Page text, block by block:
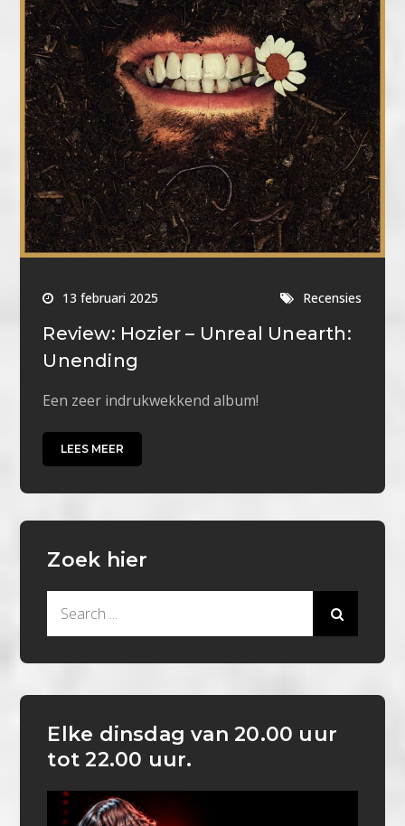
13 februari 2025 Recensies
Review: Hozier – Unreal Unearth:
Unending
Een zeer indrukwekkend album!
LEES MEER
Zoek hier
Elke dinsdag van 20.00 uur
tot 22.00 uur.